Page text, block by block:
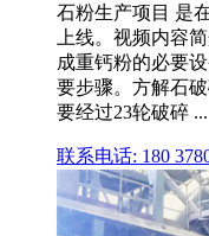
石粉生产项目 是
上线。视频内容
成重钙粉的必要
要步骤。方解石
要经过23轮破碎 ...
联系电话: 180